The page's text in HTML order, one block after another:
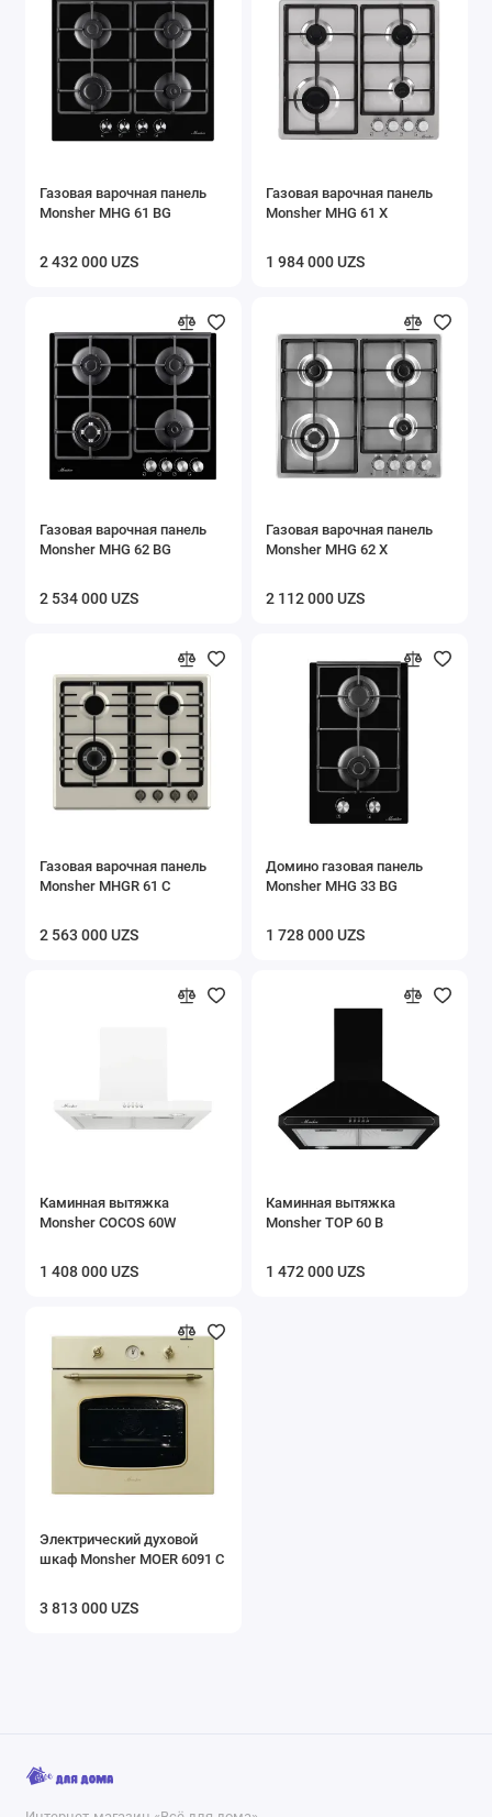
Газовая варочная панель
Monsher MHG 61 BG
2 432 000 UZS
Газовая варочная панель
Monsher MHG 61 X
1 984 000 UZS
Газовая варочная панель
Monsher MHG 62 BG
2 534 000 UZS
Газовая варочная панель
Monsher MHG 62 X
2 112 000 UZS
Газовая варочная панель
Monsher MHGR 61 C
2 563 000 UZS
Домино газовая панель
Monsher MHG 33 BG
1 728 000 UZS
Каминная вытяжка
Monsher COCOS 60W
1 408 000 UZS
Каминная вытяжка
Monsher TOP 60 B
1 472 000 UZS
Электрический духовой
шкаф Monsher MOER 6091 C
3 813 000 UZS